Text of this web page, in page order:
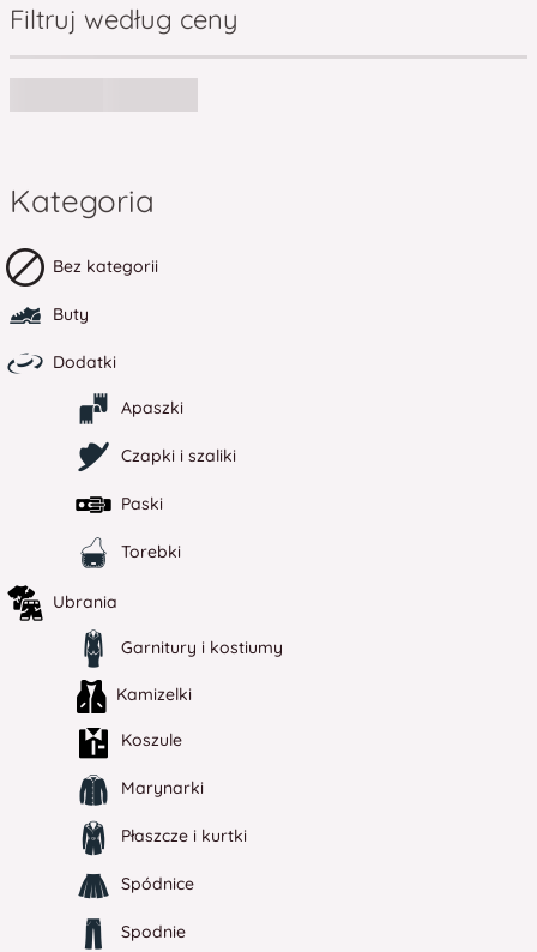
Filtruj według ceny
Kategoria
Bez kategorii
Buty
Dodatki
Apaszki
Czapki i szaliki
Paski
Torebki
Ubrania
Garnitury i kostiumy
Kamizelki
Koszule
Marynarki
Płaszcze i kurtki
Spódnice
Spodnie